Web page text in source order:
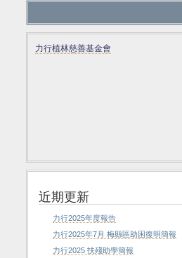
力行植林慈善基金會
近期更新
力行2025年度報告
力行2025年7月 梅縣區助困復明簡報
力行2025 扶殘助學簡報